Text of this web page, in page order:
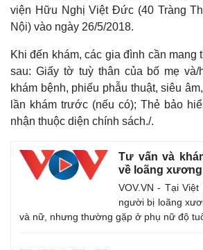
Thế giới
viện Hữu Nghị Việt Đức (40 Tràng
Nội) vào ngày 26/5/2018.
Khi đến khám, các gia đình cần mang
sau: Giấy tờ tuỳ thân của bố mẹ và/
khám bệnh, phiếu phẫu thuật, siêu
lần khám trước (nếu có); Thẻ bảo
nhận thuộc diện chính sách./.
Tư vấn và
về loãng xương
VOV.VN - Tại
người bị loãng
và nữ, nhưng thường gặp ở phụ nữ độ